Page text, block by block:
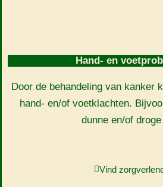
Hand- en
Door de behandeling van kanker
hand- en/of voetklachten.
dunne en/of
Vind